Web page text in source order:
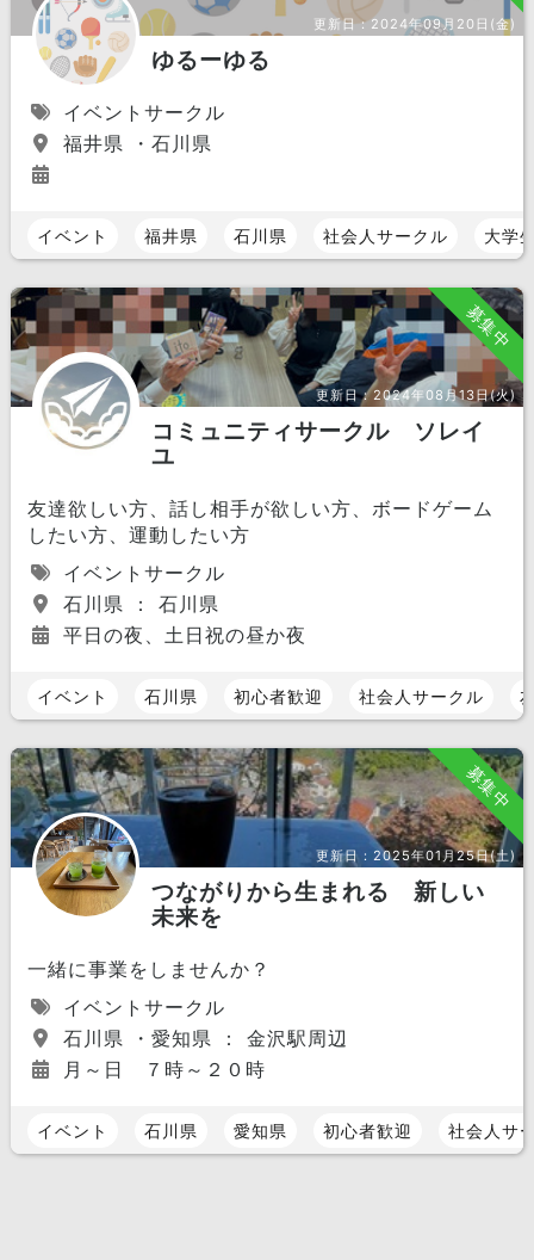
更新日：2024年09月20日(金)
ゆるーゆる
イベントサークル
福井県 ・石川県
イベント 福井県 石川県 社会人サークル 大学
募集中
更新日：2024年08月13日(火)
コミュニティサークル ソレイ
ユ
友達欲しい方、話し相手が欲しい方、ボードゲーム
したい方、運動したい方
イベントサークル
石川県 ： 石川県
平日の夜、土日祝の昼か夜
イベント 石川県 初心者歓迎 社会人サークル
募集中
更新日：2025年01月25日(土)
つながりから生まれる 新しい
未来を
一緒に事業をしませんか？
イベントサークル
石川県 ・愛知県 ： 金沢駅周辺
月～日 ７時～２０時
イベント 石川県 愛知県 初心者歓迎 社会人サ